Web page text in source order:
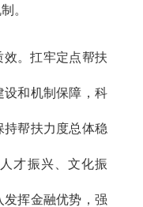
。
效。扛牢定点帮扶
设和机制保障，科
帮扶力度总体稳
才振兴、文化振
挥金融优势，强